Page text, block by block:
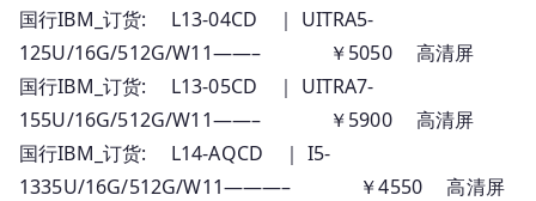
国行IBM_订货: L13-04CD ｜ UITRA5-
125U/16G/512G/W11——– ￥5050 高清屏
国行IBM_订货: L13-05CD ｜ UITRA7-
155U/16G/512G/W11——– ￥5900 高清屏
国行IBM_订货: L14-AQCD ｜ I5-
1335U/16G/512G/W11———– ￥4550 高清屏